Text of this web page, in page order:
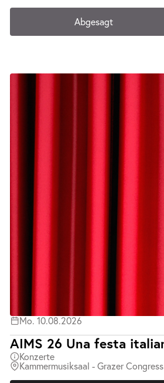
Abgesagt
Mo. 10.08.2026
Konzerte
Kammermusiksaal - Grazer Congress